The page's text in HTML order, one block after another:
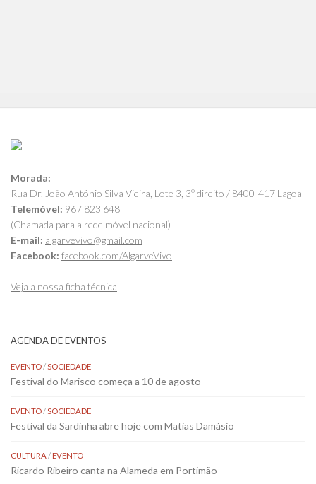
Morada:
Rua Dr. João António Silva Vieira, Lote 3, 3º direito / 8400-417 Lagoa
Telemóvel: 967 823 648
(Chamada para a rede móvel nacional)
E-mail: algarvevivo@gmail.com
Facebook: facebook.com/AlgarveVivo
Veja a nossa ficha técnica
AGENDA DE EVENTOS
EVENTO/SOCIEDADE
Festival do Marisco começa a 10 de agosto
EVENTO/SOCIEDADE
Festival da Sardinha abre hoje com Matias Damásio
CULTURA/EVENTO
Ricardo Ribeiro canta na Alameda em Portimão